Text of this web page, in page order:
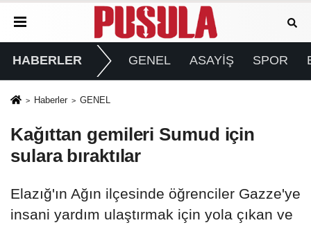
HABERLER GENEL ASAYİŞ SPOR
Haberler GENEL
Kağıttan gemileri Sumud için
sulara bıraktılar
Elazığ'ın Ağın ilçesinde öğrenciler Gazze'ye
insani yardım ulaştırmak için yola çıkan ve